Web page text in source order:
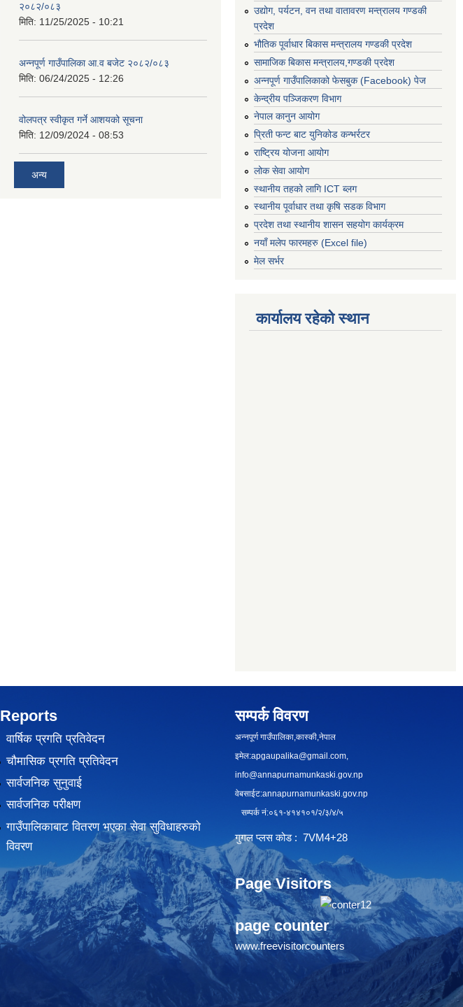
२०८२/०८३
मिति: 11/25/2025 - 10:21
अन्नपूर्ण गाउँपालिका आ.व बजेट २०८२/०८३
मिति: 06/24/2025 - 12:26
वोलपत्र स्वीकृत गर्ने आशयको सूचना
मिति: 12/09/2024 - 08:53
अन्य
उद्योग, पर्यटन, वन तथा वातावरण मन्त्रालय गण्डकी
प्रदेश
भौतिक पूर्वाधार बिकास मन्त्रालय गण्डकी प्रदेश
सामाजिक बिकास मन्त्रालय,गण्डकी प्रदेश
अन्नपूर्ण गाउँपालिकाको फेसबुक (Facebook) पेज
केन्द्रीय पञ्जिकरण विभाग
नेपाल कानुन आयोग
प्रिती फन्ट बाट युनिकोड कन्भर्रटर
राष्ट्रिय योजना आयोग
लोक सेवा आयोग
स्थानीय तहको लागि ICT ब्लग
स्थानीय पूर्वाधार तथा कृषि सडक विभाग
प्रदेश तथा स्थानीय शासन सहयोग कार्यक्रम
नयाँ मलेप फारमहरु (Excel file)
मेल सर्भर
कार्यालय रहेको स्थान
Reports
वार्षिक प्रगति प्रतिवेदन
चौमासिक प्रगति प्रतिवेदन
सार्वजनिक सुनुवाई
सार्वजनिक परीक्षण
गाउँपालिकाबाट वितरण भएका सेवा सुविधाहरुको
विवरण
सम्पर्क विवरण
अन्नपूर्ण गाउँपालिका,कास्की,नेपाल
इमेल:apgaupalika@gmail.com
info@annapurnamunkaski.gov.np
वेबसाईट:annapurnamunkaski.gov.np
सम्पर्क नं:०६१-४१४१०१/२/३/४/५
गुगल प्लस कोड : 7VM4+28
Page Visitors
page counter
www.freevisitorcounters